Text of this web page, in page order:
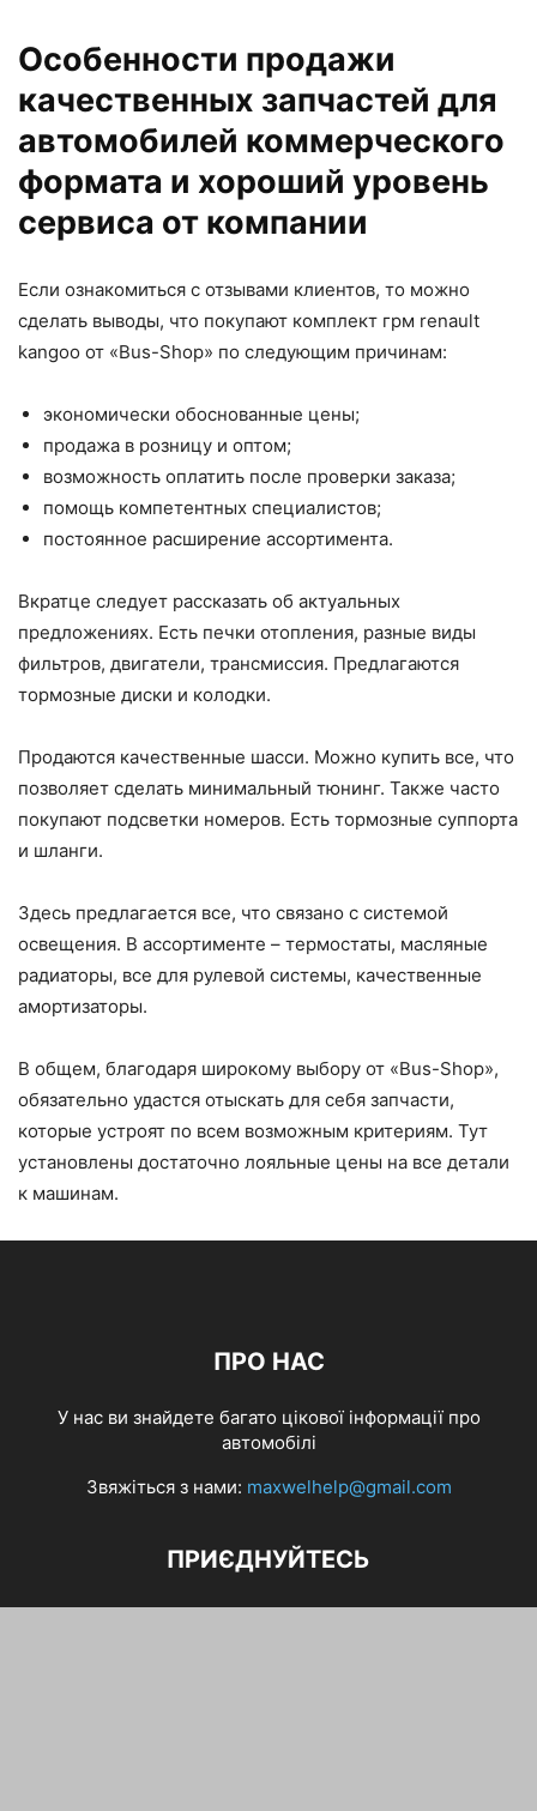
Особенности продажи
качественных запчастей для
автомобилей коммерческого
формата и хороший уровень
сервиса от компании
Если ознакомиться с отзывами клиентов, то можно
сделать выводы, что покупают комплект грм renault
kangoo от «Bus-Shop» по следующим причинам:
экономически обоснованные цены;
продажа в розницу и оптом;
возможность оплатить после проверки заказа;
помощь компетентных специалистов;
постоянное расширение ассортимента.
Вкратце следует рассказать об актуальных
предложениях. Есть печки отопления, разные виды
фильтров, двигатели, трансмиссия. Предлагаются
тормозные диски и колодки.
Продаются качественные шасси. Можно купить все, что
позволяет сделать минимальный тюнинг. Также часто
покупают подсветки номеров. Есть тормозные суппорта
и шланги.
Здесь предлагается все, что связано с системой
освещения. В ассортименте – термостаты, масляные
радиаторы, все для рулевой системы, качественные
амортизаторы.
В общем, благодаря широкому выбору от «Bus-Shop»,
обязательно удастся отыскать для себя запчасти,
которые устроят по всем возможным критериям. Тут
установлены достаточно лояльные цены на все детали
к машинам.
ПРО НАС
У нас ви знайдете багато цікової інформації про
автомобілі
Звяжіться з нами: maxwelhelp@gmail.com
ПРИЄДНУЙТЕСЬ